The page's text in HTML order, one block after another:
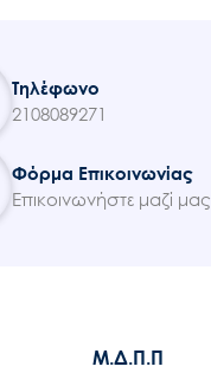
Τηλέφωνο
2108089271
Φόρμα Επικοινωνίας
Επικοινωνήστε μαζί μας
Μ.Δ.Π.Π